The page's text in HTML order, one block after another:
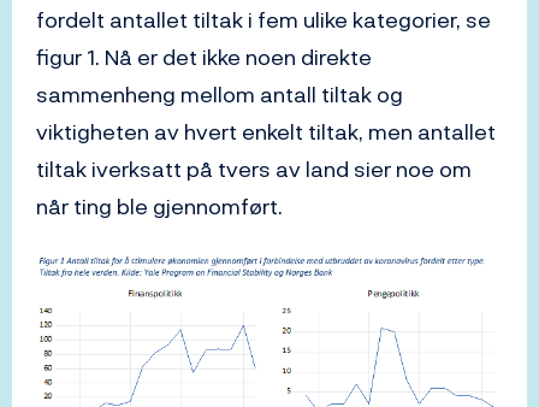
fordelt antallet tiltak i fem ulike kategorier, se
figur 1. Nå er det ikke noen direkte
sammenheng mellom antall tiltak og
viktigheten av hvert enkelt tiltak, men antallet
tiltak iverksatt på tvers av land sier noe om
når ting ble gjennomført.